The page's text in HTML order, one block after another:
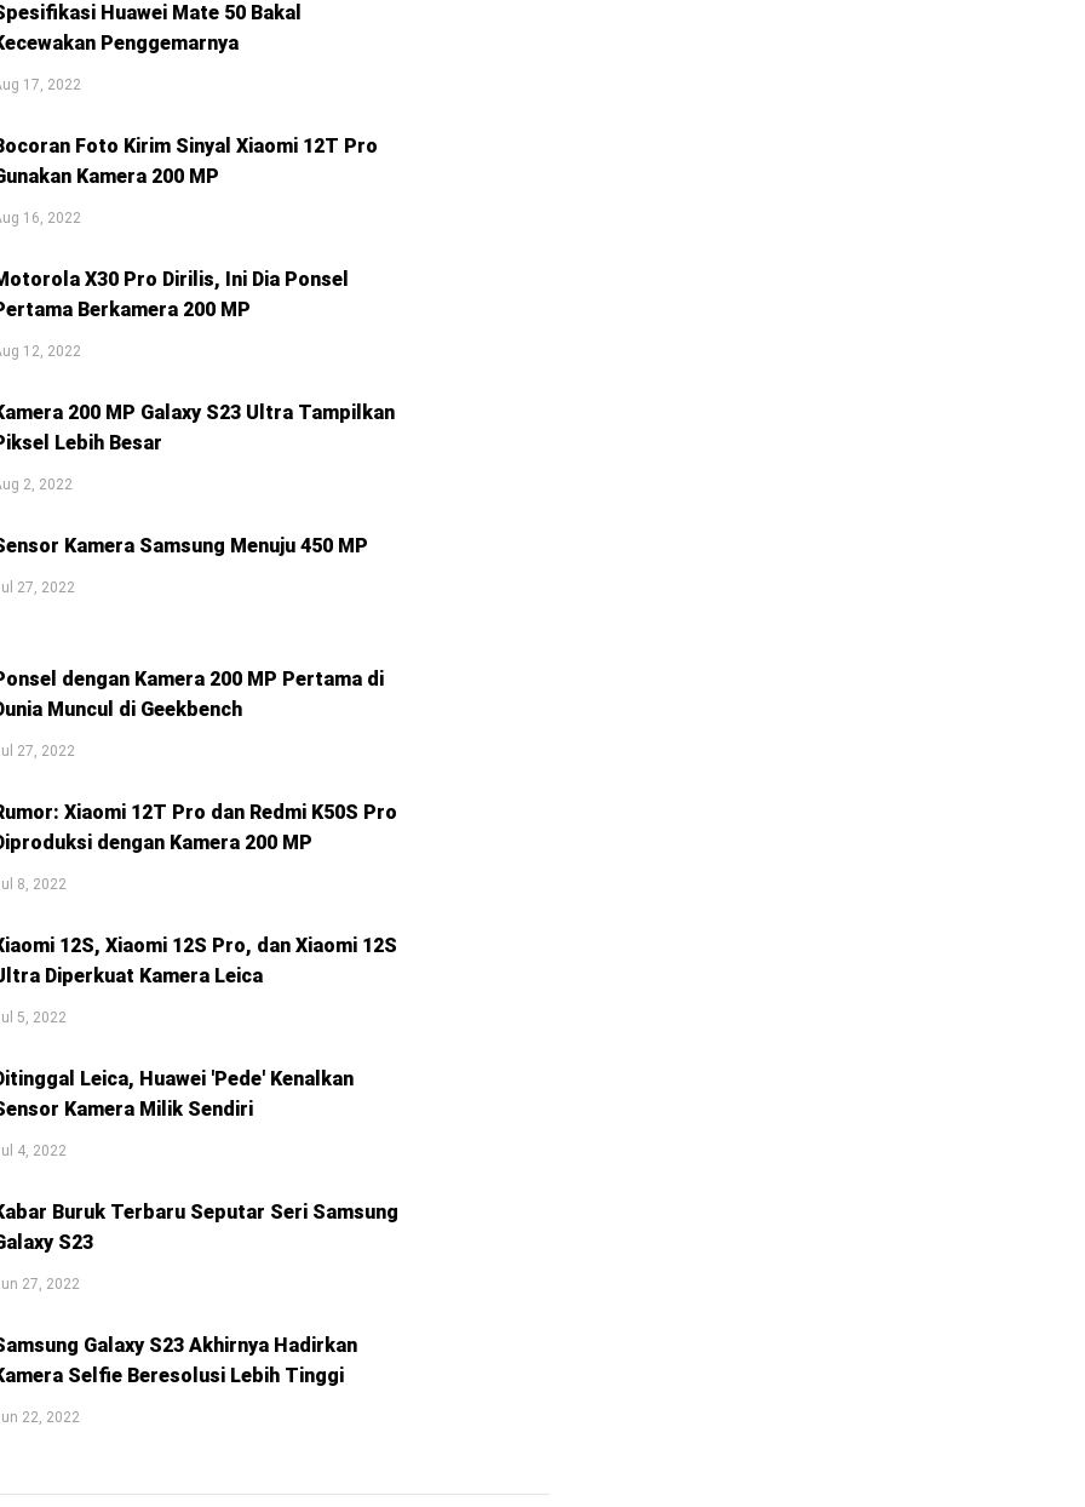
Huawei Mate 50 Bakal
Penggemarnya
17, 2022
Foto Kirim Sinyal Xiaomi 12T Pro
Kamera 200 MP
16, 2022
X30 Pro Dirilis, Ini Dia Ponsel
Berkamera 200 MP
12, 2022
200 MP Galaxy S23 Ultra Tampilkan
Lebih Besar
2, 2022
Kamera Samsung Menuju 450 MP
27, 2022
dengan Kamera 200 MP Pertama di
Muncul di Geekbench
27, 2022
Xiaomi 12T Pro dan Redmi K50S Pro
dengan Kamera 200 MP
8, 2022
12S, Xiaomi 12S Pro, dan Xiaomi 12S
Diperkuat Kamera Leica
5, 2022
Leica, Huawei 'Pede' Kenalkan
Kamera Milik Sendiri
4, 2022
Buruk Terbaru Seputar Seri Samsung
S23
27, 2022
Galaxy S23 Akhirnya Hadirkan
Selfie Beresolusi Lebih Tinggi
22, 2022